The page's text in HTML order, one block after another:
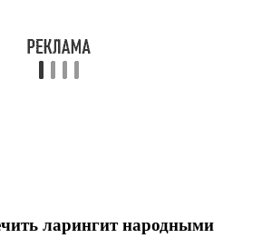
ларингит народными